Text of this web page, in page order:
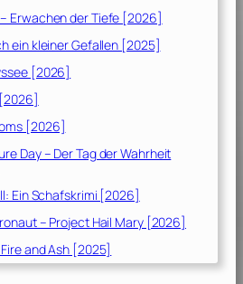
Erwachen der Tiefe [2026]
ein kleiner Gefallen [2025]
[2026]
[2026]
Day – Der Tag der Wahrheit
Ein Schafskrimi [2026]
– Project Hail Mary [2026]
and Ash [2025]